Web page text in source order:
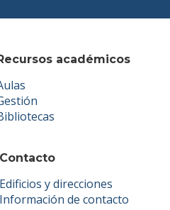
académicos
Contacto
Edificios y direcciones
Información de contacto